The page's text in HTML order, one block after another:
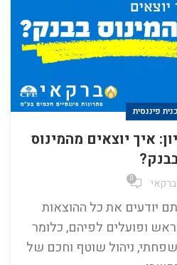
פיננסית
איך יוצאים מהמינוס
ברקאי 0
יודעים את כל ההוצאות
ופועלים לפיהם, כלומר
ניהול שוטף וחכם של